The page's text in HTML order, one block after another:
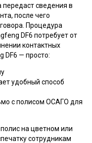
сведения в
после чего
Процедура
DF6 потребует от
контактных
— просто:
удобный способ
с полисом ОСАГО для
на цветном или
сотрудникам